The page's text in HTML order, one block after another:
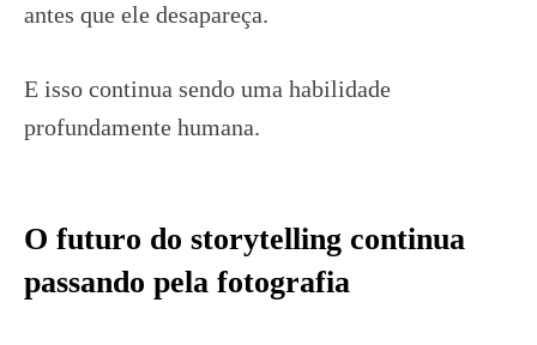
antes que ele desapareça.
E isso continua sendo uma habilidade
profundamente humana.
O futuro do storytelling continua
passando pela fotografia